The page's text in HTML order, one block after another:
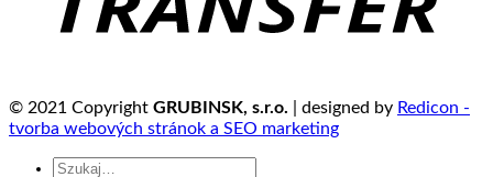
© 2021 Copyright GRUBINSK, s.r.o. | designed by Redicon -
tvorba webových stránok a SEO marketing
Szukaj: